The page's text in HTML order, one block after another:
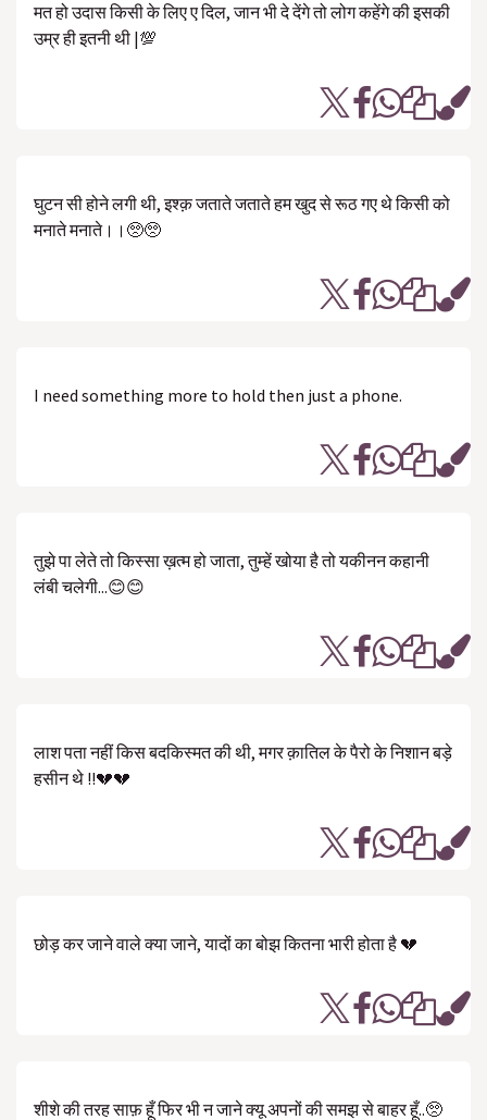
मत हो उदास किसी के लिए ए दिल, जान भी दे देंगे तो लोग कहेंगे की इसकी
उम्र ही इतनी थी |💯
घुटन सी होने लगी थी, इश्क़ जताते जताते हम खुद से रूठ गए थे किसी को
मनाते मनाते।।🥺🥺
I need something more to hold then just a phone.
तुझे पा लेते तो किस्सा ख़त्म हो जाता, तुम्हें खोया है तो यकीनन कहानी
लंबी चलेगी...😊😊
लाश पता नहीं किस बदकिस्मत की थी, मगर क़ातिल के पैरो के निशान बड़े
हसीन थे !!💔💔
छोड़ कर जाने वाले क्या जाने, यादों का बोझ कितना भारी होता है 💔
शीशे की तरह साफ़ हूँ फिर भी न जाने क्यू अपनों की समझ से बाहर हूँ..🥺